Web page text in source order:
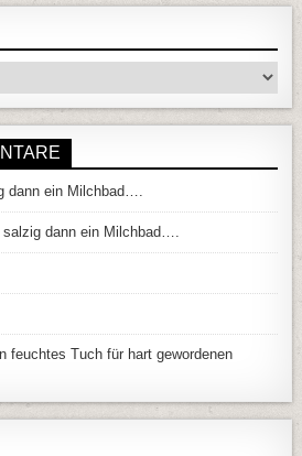
dann ein Milchbad….
salzig dann ein Milchbad….
feuchtes Tuch für hart gewordenen